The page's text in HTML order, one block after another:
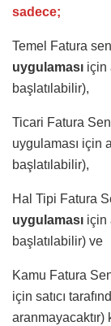
sadece;
Temel Fatura
uygulaması için
başlatılabilir),
Ticari Fatura
uygulaması için
başlatılabilir),
Hal Tipi Fatura
uygulaması için
başlatılabilir) ve
Kamu Fatura
için satıcı
aranmayacaktır)